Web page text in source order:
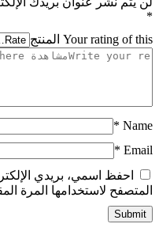
*
Your rating of this المنتج
Name
*
Email
*
احفظ اسمي، بريدي
المتصفح لاستخدامها المرة